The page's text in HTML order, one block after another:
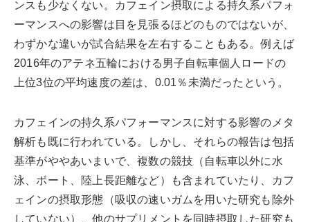
ンスも少なくない。カフェイン摂取による持久系パフォ
ーマンスへの影響は目を見張るほどのものではないが、
わずかな違いが試合結果を左右することもある。例えば
2016年のアテネ五輪における男子自転車個人ロードの
上位3位の平均速度の差は、0.01％未満だったという。
カフェインの持久系パフォーマンスに対する影響のメタ
解析も既に行われている。しかし、それらの報告は包括
基準がややあいまいで、複数の競技（自転車以外に水
泳、ボート、陸上長距離など）も含まれていたり、カフ
ェインの摂取形態（吸収の速いガムを用いた研究も除外
していない）、他のサプリメントを同時摂取した研究も